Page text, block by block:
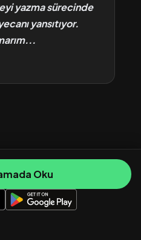
yazma sürecinde
yansıtıyor.
Oku